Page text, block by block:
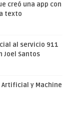
creó una app con
texto
al servicio 911
Joel Santos
y Machine